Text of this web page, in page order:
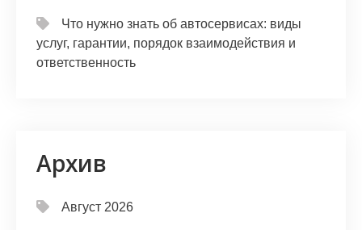
Что нужно знать об автосервисах: виды
услуг, гарантии, порядок взаимодействия и
ответственность
Архив
Август 2026